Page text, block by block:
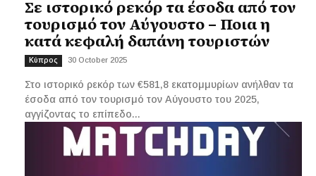
Σε ιστορικό ρεκόρ τα έσοδα από τον
τουρισμό τον Αύγουστο – Ποια η
κατά κεφαλή δαπάνη τουριστών
Κύπρος 30 October 2025
Στο ιστορικό ρεκόρ των €581,8 εκατομμυρίων ανήλθαν τα
έσοδα από τον τουρισμό τον Αύγουστο του 2025,
αγγίζοντας το επίπεδο...